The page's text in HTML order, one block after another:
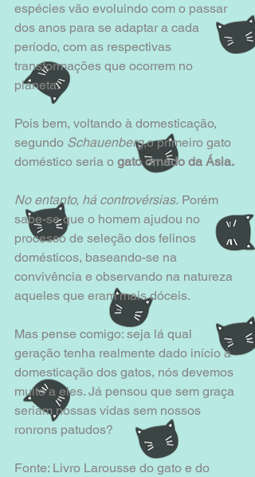
espécies vão evoluindo com o passar
dos anos para se adaptar a cada
período, com as respectivas
transformações que ocorrem no
planeta.
Pois bem, voltando à domesticação,
segundo Schauenberg,o primeiro gato
doméstico seria o gato ornado da Ásia.
No entanto, há controvérsias. Porém
sabe-se que o homem ajudou no
processo de seleção dos felinos
domésticos, baseando-se na
convivência e observando na natureza
aqueles que eram mais dóceis.
Mas pense comigo: seja lá qual
geração tenha realmente dado início à
domesticação dos gatos, nós devemos
muito a eles. Já pensou que sem graça
seriam nossas vidas sem nossos
ronrons patudos?
Fonte: Livro Larousse do gato e do